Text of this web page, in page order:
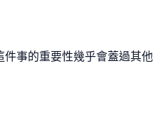
事的重要性幾乎會蓋過其他